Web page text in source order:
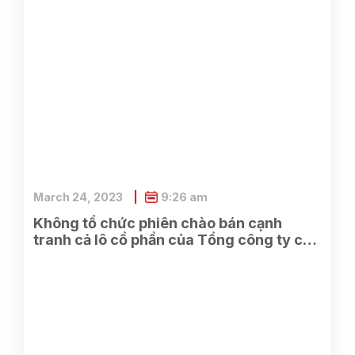
Không tổ chức phiên chào bán cạnh
tranh cả lô cổ phần của Tổng công ty cổ
March 24, 2023 9:26 am